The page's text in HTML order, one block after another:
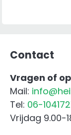
Contact
Vragen of
Mail:
Tel: 06-
Vrijdag 9.00-